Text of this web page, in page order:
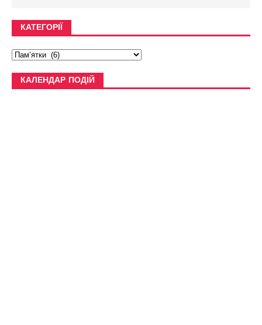
КАТЕГОРІЇ
КАЛЕНДАР ПОДІЙ